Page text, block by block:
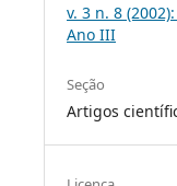
v. 3 n. 8
Ano III
Seção
Artigos